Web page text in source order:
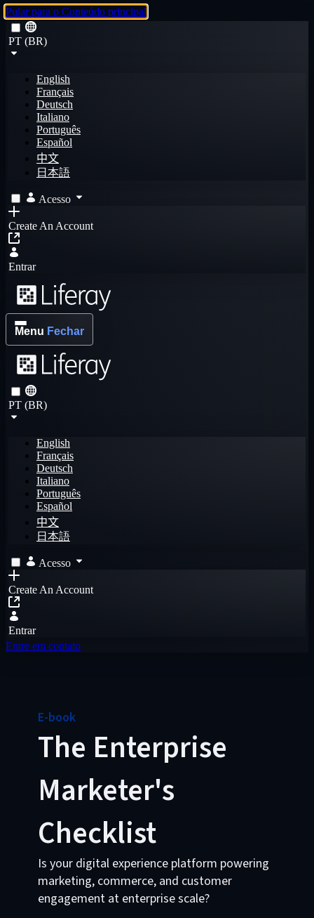
Pular para o Conteúdo principal
PT (BR)
English
Français
Deutsch
Italiano
Português
Español
中文
日本語
Acesso
Create An Account
Entrar
Menu Fechar
PT (BR)
English
Français
Deutsch
Italiano
Português
Español
中文
日本語
Acesso
Create An Account
Entrar
Entre em contato
E-book
The Enterprise
Marketer's
Checklist
Is your digital experience platform powering
marketing, commerce, and customer
engagement at enterprise scale?